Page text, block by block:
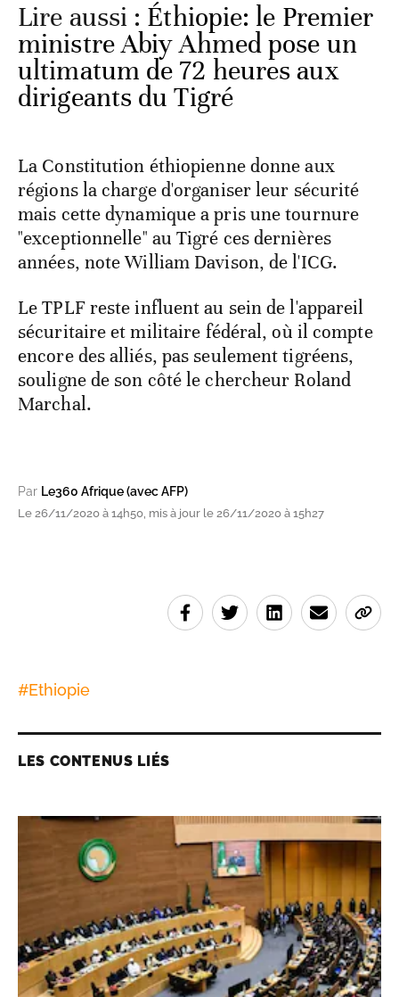
Lire aussi : Éthiopie: le Premier
ministre Abiy Ahmed pose un
ultimatum de 72 heures aux
dirigeants du Tigré
La Constitution éthiopienne donne aux
régions la charge d'organiser leur sécurité
mais cette dynamique a pris une tournure
"exceptionnelle" au Tigré ces dernières
années, note William Davison, de l'ICG.
Le TPLF reste influent au sein de l'appareil
sécuritaire et militaire fédéral, où il compte
encore des alliés, pas seulement tigréens,
souligne de son côté le chercheur Roland
Marchal.
Par Le360 Afrique (avec AFP)
Le 26/11/2020 à 14h50, mis à jour le 26/11/2020 à 15h27
#Ethiopie
LES CONTENUS LIÉS